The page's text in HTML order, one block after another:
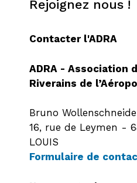
Rejoignez nous !
Contacter l'ADRA
ADRA - Association
Riverains de
Bruno
16, rue de Leymen -
LOUIS
Formulaire de